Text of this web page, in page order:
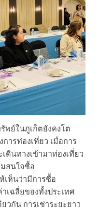
พย์ในภูเก็ตยังคงโต
ารท่องเที่ยว เมื่อการ
ดินทางเข้ามาท่องเที่ยว
สนใจซื้อ
เห็นว่ามีการซื้อ
เฉลี่ยของทั้งประเทศ
วกัน การเช่าระยะยาว